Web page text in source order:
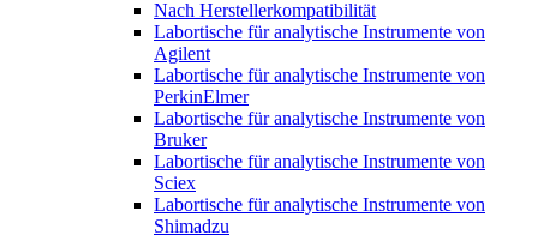
Nach Herstellerkompatibilität
Labortische für analytische Instrumente von
Agilent
Labortische für analytische Instrumente von
PerkinElmer
Labortische für analytische Instrumente von
Bruker
Labortische für analytische Instrumente von
Sciex
Labortische für analytische Instrumente von
Shimadzu